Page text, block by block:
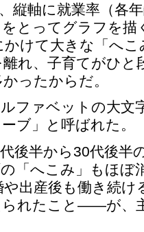
縦軸に就業率（各
とってグラフを描
けて大きな「へ
れ、子育てがひと
ったからだ。
ファベットの大文
ブ」と呼ばれた。
後半から30代後半
「へこみ」もほ
出産後も働き続け
られたこと――が、